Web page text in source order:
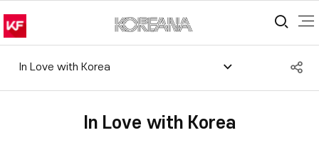
통
In Love with Korea
In Love with Korea